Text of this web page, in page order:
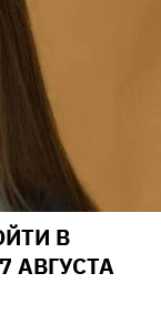
В
АВГУСТА